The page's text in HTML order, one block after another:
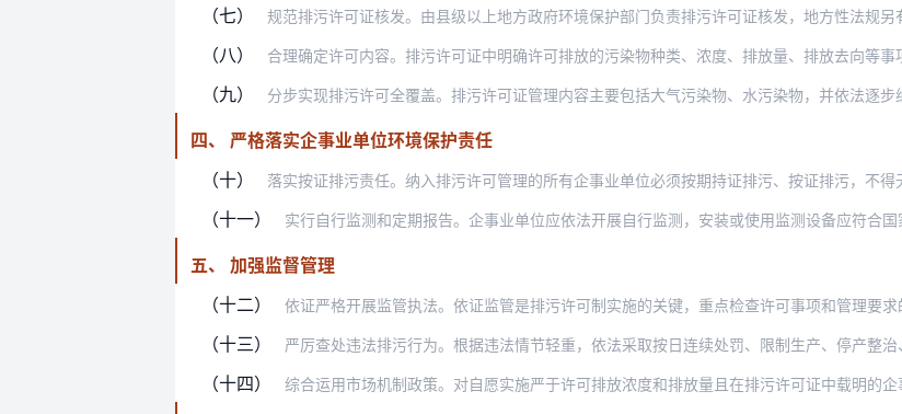
（七） 规范排污许可证核发。由县级以上地方政府环境保护部门负责排污许可证核发，地方性法规另有规定的从其规定。企
（八） 合理确定许可内容。排污许可证中明确许可排放的污染物种类、浓度、排放量、排放去向等事项，载明污染治理设施
（九） 分步实现排污许可全覆盖。排污许可证管理内容主要包括大气污染物、水污染物，并依法逐步纳入其他污染物。按行
四、 严格落实企事业单位环境保护责任
（十）
落实按证排污责任。纳入排污许可管理的所有企事业单位必须按期持证排污、按证排污，不得无证排污。企事业单位
（十一） 实行自行监测和定期报告。企事业单位应依法开展自行监测，安装或使用监测设备应符合国家有关环境监测、计量
五、 加强监督管理
（十二）
依证严格开展监管执法。依证监管是排污许可制实施的关键，重点检查许可事项和管理要求的落实情况，通过执法
（十三） 严厉查处违法排污行为。根据违法情节轻重，依法采取按日连续处罚、限制生产、停产整治、停业、关闭等措施，
（十四） 综合运用市场机制政策。对自愿实施严于许可排放浓度和排放量且在排污许可证中载明的企事业单位，加大电价等